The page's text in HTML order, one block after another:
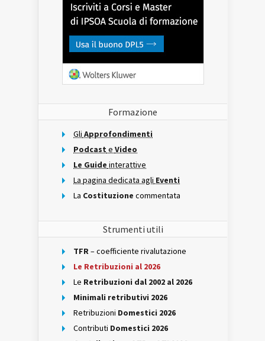
Formazione
Gli Approfondimenti
Podcast e Video
Le Guide interattive
La pagina dedicata agli Eventi
La Costituzione commentata
Strumenti utili
TFR– coefficiente rivalutazione
Le Retribuzioni al 2026
Le Retribuzioni dal 2002 al 2026
Minimali retributivi 2026
Retribuzioni Domestici 2026
Contributi Domestici 2026